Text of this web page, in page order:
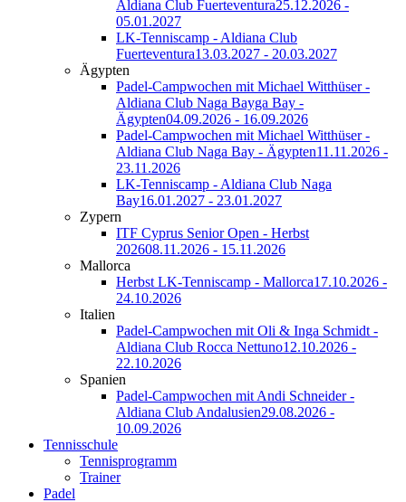
Aldiana Club Fuerteventura25.12.2026 -
05.01.2027
LK-Tenniscamp - Aldiana Club
Fuerteventura13.03.2027 - 20.03.2027
Ägypten
Padel-Campwochen mit Michael Witthüser -
Aldiana Club Naga Bayga Bay -
Ägypten04.09.2026 - 16.09.2026
Padel-Campwochen mit Michael Witthüser -
Aldiana Club Naga Bay - Ägypten11.11.2026 -
23.11.2026
LK-Tenniscamp - Aldiana Club Naga
Bay16.01.2027 - 23.01.2027
Zypern
ITF Cyprus Senior Open - Herbst
202608.11.2026 - 15.11.2026
Mallorca
Herbst LK-Tenniscamp - Mallorca17.10.2026 -
24.10.2026
Italien
Padel-Campwochen mit Oli & Inga Schmidt -
Aldiana Club Rocca Nettuno12.10.2026 -
22.10.2026
Spanien
Padel-Campwochen mit Andi Schneider -
Aldiana Club Andalusien29.08.2026 -
10.09.2026
Tennisschule
Tennisprogramm
Trainer
Padel